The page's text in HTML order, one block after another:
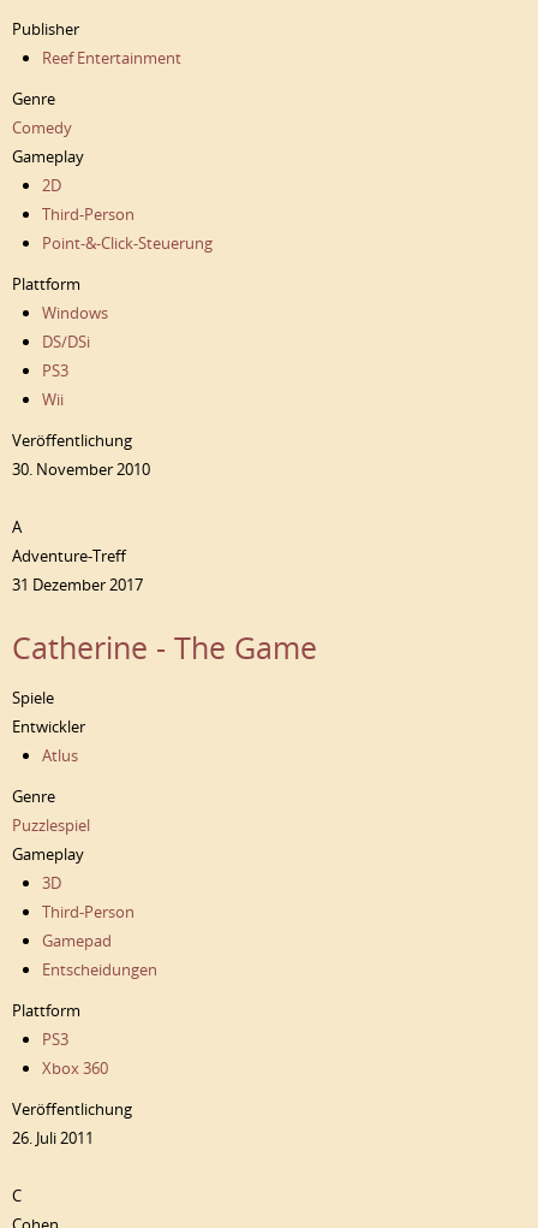
Publisher
Reef Entertainment
Genre
Comedy
Gameplay
2D
Third-Person
Point-&-Click-Steuerung
Plattform
Windows
DS/DSi
PS3
Wii
Veröffentlichung
30. November 2010
A
Adventure-Treff
31 Dezember 2017
Catherine - The Game
Spiele
Entwickler
Atlus
Genre
Puzzlespiel
Gameplay
3D
Third-Person
Gamepad
Entscheidungen
Plattform
PS3
Xbox 360
Veröffentlichung
26. Juli 2011
C